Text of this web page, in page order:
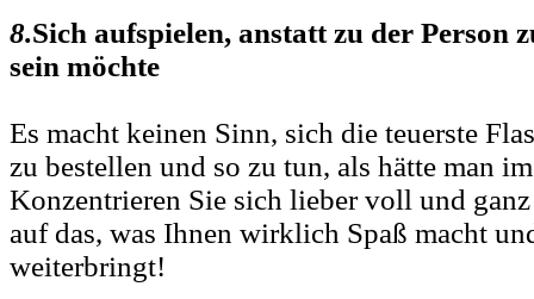
8.Sich aufspielen, anstatt zu der Person
sein möchte
Es macht keinen Sinn, sich die teuerste
zu bestellen und so zu tun, als hätte man
Konzentrieren Sie sich lieber voll und
auf das, was Ihnen wirklich Spaß macht
weiterbringt!